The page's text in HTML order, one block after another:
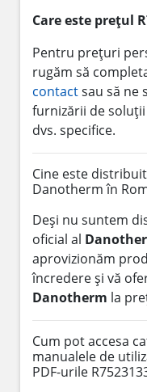
Care este prețul
Pentru prețuri
rugăm să
contactsau să ne
furnizării de
dvs. specifice.
Cine este
Danotherm în
Deși nu suntem
oficial al
aprovizionăm
încredere și vă
Danotherm la
Cum pot accesa
manualele de
PDF-urile